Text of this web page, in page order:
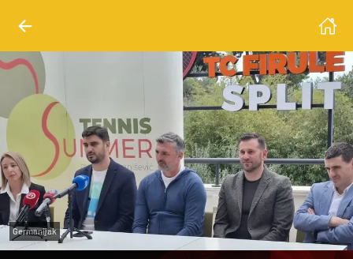
Germanijak